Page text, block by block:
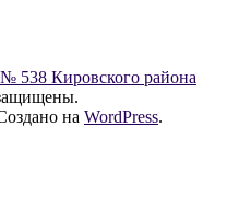
Кировского района
на WordPress.